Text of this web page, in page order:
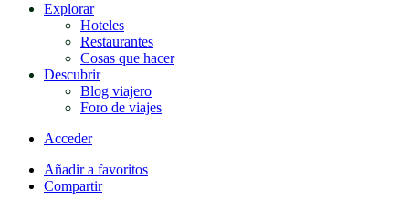
Explorar
Hoteles
Restaurantes
Cosas que hacer
Descubrir
Blog viajero
Foro de viajes
Acceder
Añadir a favoritos
Compartir